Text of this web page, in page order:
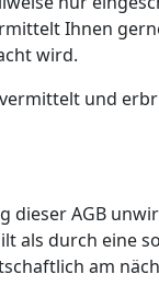
Ihnen
wird.
und
dieser AGB
als durch eine
am